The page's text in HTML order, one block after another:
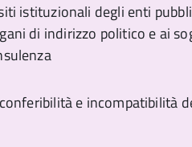
istituzionali degli enti
di indirizzo politico e ai
e incompatibilità